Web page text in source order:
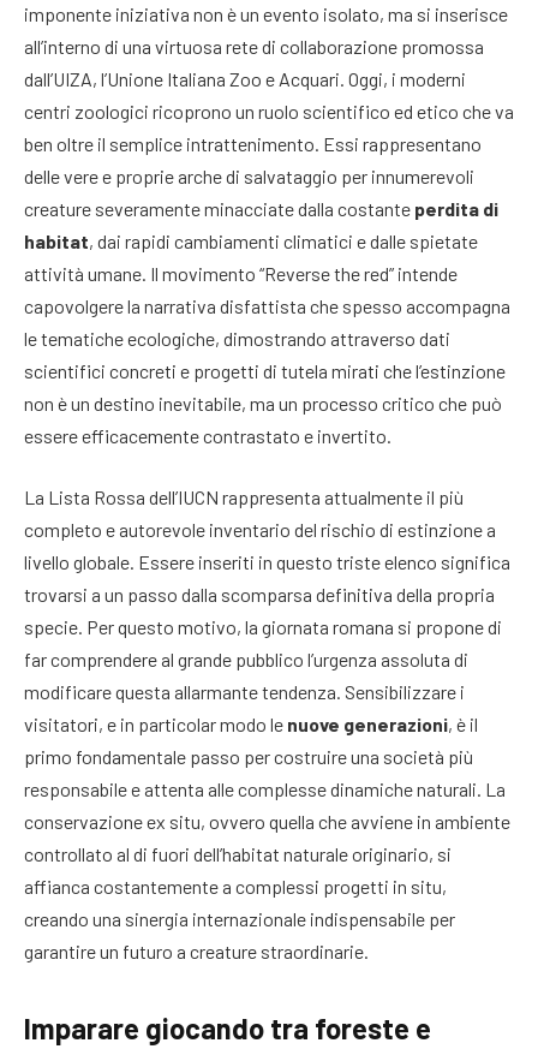
imponente iniziativa non è un evento isolato, ma si inserisce
all’interno di una virtuosa rete di collaborazione promossa
dall’UIZA, l’Unione Italiana Zoo e Acquari. Oggi, i moderni
centri zoologici ricoprono un ruolo scientifico ed etico che va
ben oltre il semplice intrattenimento. Essi rappresentano
delle vere e proprie arche di salvataggio per innumerevoli
creature severamente minacciate dalla costante perdita di
habitat, dai rapidi cambiamenti climatici e dalle spietate
attività umane. Il movimento “Reverse the red” intende
capovolgere la narrativa disfattista che spesso accompagna
le tematiche ecologiche, dimostrando attraverso dati
scientifici concreti e progetti di tutela mirati che l’estinzione
non è un destino inevitabile, ma un processo critico che può
essere efficacemente contrastato e invertito.
La Lista Rossa dell’IUCN rappresenta attualmente il più
completo e autorevole inventario del rischio di estinzione a
livello globale. Essere inseriti in questo triste elenco significa
trovarsi a un passo dalla scomparsa definitiva della propria
specie. Per questo motivo, la giornata romana si propone di
far comprendere al grande pubblico l’urgenza assoluta di
modificare questa allarmante tendenza. Sensibilizzare i
visitatori, e in particolar modo le nuove generazioni, è il
primo fondamentale passo per costruire una società più
responsabile e attenta alle complesse dinamiche naturali. La
conservazione ex situ, ovvero quella che avviene in ambiente
controllato al di fuori dell’habitat naturale originario, si
affianca costantemente a complessi progetti in situ,
creando una sinergia internazionale indispensabile per
garantire un futuro a creature straordinarie.
Imparare giocando tra foreste e